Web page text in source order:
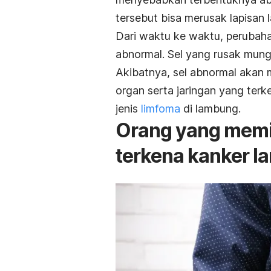
tersebut bisa merusak lapisan
Dari waktu ke waktu,
abnormal. Sel yang rusak
Akibatnya, sel abnormal akan
organ serta jaringan yang
jenis limfoma di lambung.
Orang yang
terkena kanker